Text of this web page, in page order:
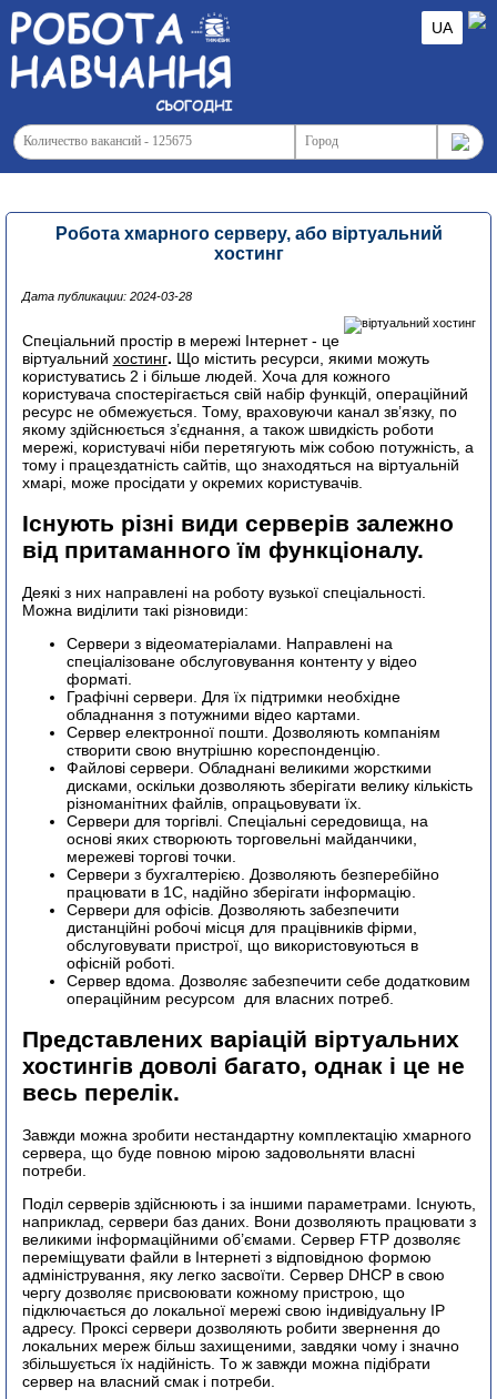
UA
Робота хмарного серверу, або віртуальний
хостинг
Дата публикации: 2024-03-28
Cпеціальний простір в мережі Інтернет - це
віртуальний хостинг. Що містить ресурси, якими можуть
користуватись 2 і більше людей. Хоча для кожного
користувача спостерігається свій набір функцій, операційний
ресурс не обмежується. Тому, враховуючи канал зв’язку, по
якому здійснюється з’єднання, а також швидкість роботи
мережі, користувачі ніби перетягують між собою потужність, а
тому і працездатність сайтів, що знаходяться на віртуальній
хмарі, може просідати у окремих користувачів.
Існують різні види серверів залежно
від притаманного їм функціоналу.
Деякі з них направлені на роботу вузької спеціальності.
Можна виділити такі різновиди:
Сервери з відеоматеріалами. Направлені на
спеціалізоване обслуговування контенту у відео
форматі.
Графічні сервери. Для їх підтримки необхідне
обладнання з потужними відео картами.
Сервер електронної пошти. Дозволяють компаніям
створити свою внутрішню кореспонденцію.
Файлові сервери. Обладнані великими жорсткими
дисками, оскільки дозволяють зберігати велику кількість
різноманітних файлів, опрацьовувати їх.
Сервери для торгівлі. Спеціальні середовища, на
основі яких створюють торговельні майданчики,
мережеві торгові точки.
Сервери з бухгалтерією. Дозволяють безперебійно
працювати в 1С, надійно зберігати інформацію.
Сервери для офісів. Дозволяють забезпечити
дистанційні робочі місця для працівників фірми,
обслуговувати пристрої, що використовуються в
офісній роботі.
Сервер вдома. Дозволяє забезпечити себе додатковим
операційним ресурсом для власних потреб.
Представлених варіацій віртуальних
хостингів доволі багато, однак і це не
весь перелік.
Завжди можна зробити нестандартну комплектацію хмарного
сервера, що буде повною мірою задовольняти власні
потреби.
Поділ серверів здійснюють і за іншими параметрами. Існують,
наприклад, сервери баз даних. Вони дозволяють працювати з
великими інформаційними об’ємами. Сервер FTP дозволяє
переміщувати файли в Інтернеті з відповідною формою
адміністрування, яку легко засвоїти. Сервер DHCP в свою
чергу дозволяє присвоювати кожному пристрою, що
підключається до локальної мережі свою індивідуальну IP
адресу. Проксі сервери дозволяють робити звернення до
локальних мереж більш захищеними, завдяки чому і значно
збільшується їх надійність. То ж завжди можна підібрати
сервер на власний смак і потреби.